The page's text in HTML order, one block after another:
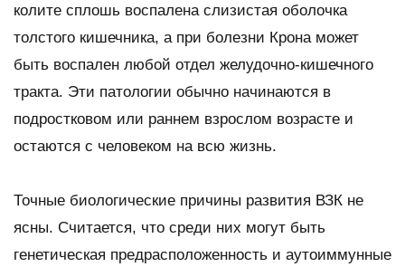
колите сплошь воспалена слизистая оболочка
толстого кишечника, а при болезни Крона может
быть воспален любой отдел желудочно-кишечного
тракта. Эти патологии обычно начинаются в
подростковом или раннем взрослом возрасте и
остаются с человеком на всю жизнь.
Точные биологические причины развития ВЗК не
ясны. Считается, что среди них могут быть
генетическая предрасположенность и аутоиммунные